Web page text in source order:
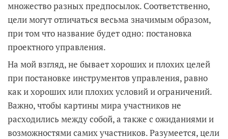
множество разных предпосылок. Соответственно,
цели могут отличаться весьма значимым образом,
при том что название будет одно: постановка
проектного управления.
На мой взгляд, не бывает хороших и плохих целей
при постановке инструментов управления, равно
как и хороших или плохих условий и ограничений.
Важно, чтобы картины мира участников не
расходились между собой, а также с ожиданиями и
возможностями самих участников. Разумеется, цели